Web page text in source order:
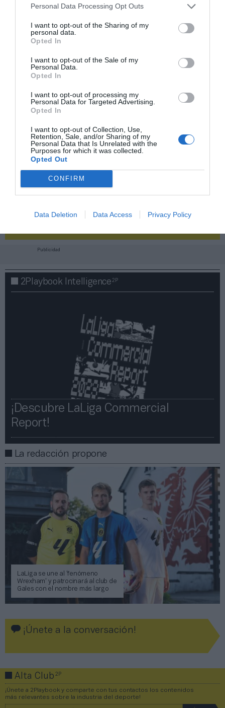
Personal Data Processing Opt Outs
I want to opt-out of the Sharing of my
personal data.
Opted In
I want to opt-out of the Sale of my
Personal Data.
Opted In
I want to opt-out of processing my
Personal Data for Targeted Advertising.
Opted In
I want to opt-out of Collection, Use,
Retention, Sale, and/or Sharing of my
Personal Data that Is Unrelated with the
Purposes for which it was collected.
Opted Out
CONFIRM
Data Deletion Data Access Privacy Policy
2Playbook Club
y eventos para Socios!​​​​​​​
Publicidad
2Playbook Intelligence2P
¡Descubre LaLiga Commercial
Report!​​
La redacción propone
LaLiga se une al ‘fenómeno
Wrexham’ y patrocinará al club de
Gales con el nombre más largo
¡Únete a la conversación!
Alta Club2P
¡Únete a 2Playbook y comparte con tus contactos los contenidos
más relevantes sobre la industria del deporte!